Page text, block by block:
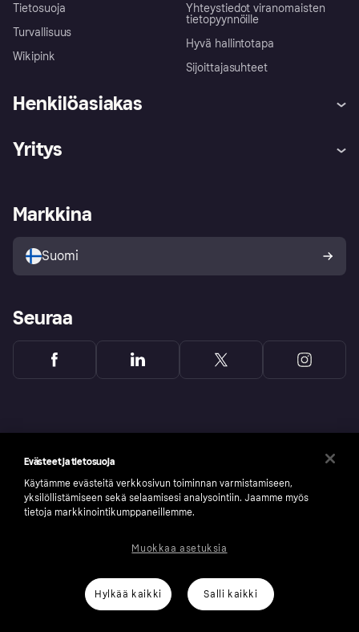
Tietosuoja
Turvallisuus
Wikipink
Yhteystiedot viranomaisten
tietopyynnöille
Hyvä hallintotapa
Sijoittajasuhteet
Henkilöasiakas
Kirjaudu sisään
Tutustu kauppoihin
Ostajan turva
Yritys
Kirjaudu sisään yrityksenä
Markkina
Suomi
Seuraa
number: 556737-0431
Klarnan evästeselosteKlarna.com
Evästeet ja tietosuoja
Käytämme evästeitä verkkosivun toiminnan varmistamiseen,
yksilöllistämiseen sekä selaamisesi analysointiin. Jaamme myös
tietoja markkinointikumppaneillemme.
Hylkää kaikki Salli kaikki
Muokkaa asetuksia